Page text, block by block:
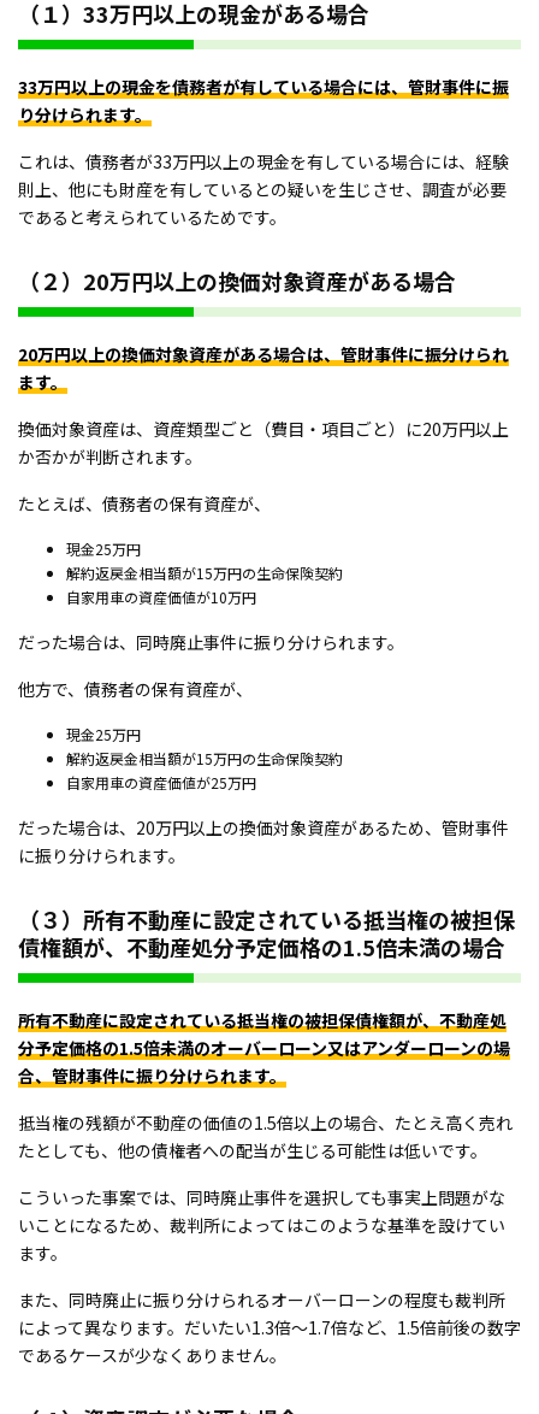
（１）33万円以上の現金がある場合
33万円以上の現金を債務者が有している場合には、管財事件に振
り分けられます。
これは、債務者が33万円以上の現金を有している場合には、経験
則上、他にも財産を有しているとの疑いを生じさせ、調査が必要
であると考えられているためです。
（２）20万円以上の換価対象資産がある場合
20万円以上の換価対象資産がある場合は、管財事件に振分けられ
ます。
換価対象資産は、資産類型ごと（費目・項目ごと）に20万円以上
か否かが判断されます。
たとえば、債務者の保有資産が、
現金25万円
解約返戻金相当額が15万円の生命保険契約
自家用車の資産価値が10万円
だった場合は、同時廃止事件に振り分けられます。
他方で、債務者の保有資産が、
現金25万円
解約返戻金相当額が15万円の生命保険契約
自家用車の資産価値が25万円
だった場合は、20万円以上の換価対象資産があるため、管財事件
に振り分けられます。
（３）所有不動産に設定されている抵当権の被担保
債権額が、不動産処分予定価格の1.5倍未満の場合
所有不動産に設定されている抵当権の被担保債権額が、不動産処
分予定価格の1.5倍未満のオーバーローン又はアンダーローンの場
合、管財事件に振り分けられます。
抵当権の残額が不動産の価値の1.5倍以上の場合、たとえ高く売れ
たとしても、他の債権者への配当が生じる可能性は低いです。
こういった事案では、同時廃止事件を選択しても事実上問題がな
いことになるため、裁判所によってはこのような基準を設けてい
ます。
また、同時廃止に振り分けられるオーバーローンの程度も裁判所
によって異なります。だいたい1.3倍～1.7倍など、1.5倍前後の数字
であるケースが少なくありません。